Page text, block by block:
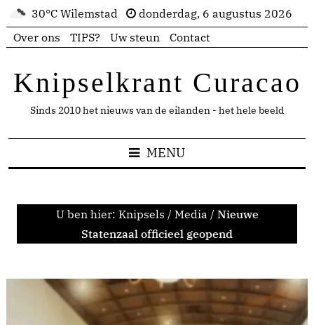
30°C Wilemstad
donderdag, 6 augustus 2026
Over ons
TIPS? Uw steun Contact
Knipselkrant Curacao
Sinds 2010 het nieuws van de eilanden - het hele beeld
MENU
U ben hier: Knipsels / Media / Nieuwe
Statenzaal officieel geopend